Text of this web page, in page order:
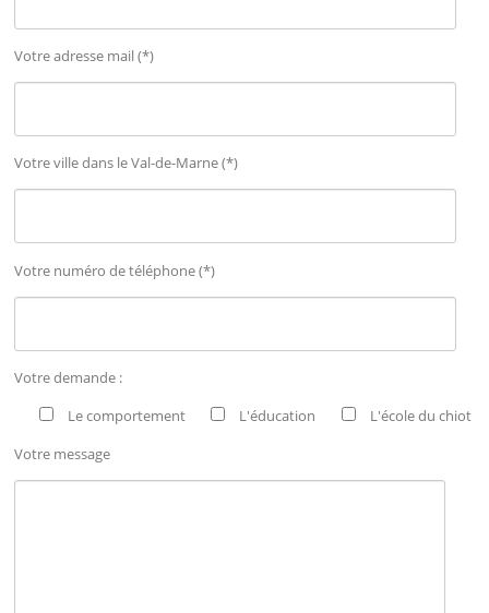
Votre adresse mail (*)
Votre ville dans le Val-de-Marne (*)
Votre numéro de téléphone (*)
Votre demande :
Le comportement
L'éducation
L'école du chiot
Votre message